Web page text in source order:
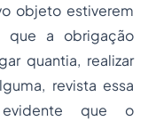
objeto estiverem
que a obrigação
quantia, realizar
revista essa
que o